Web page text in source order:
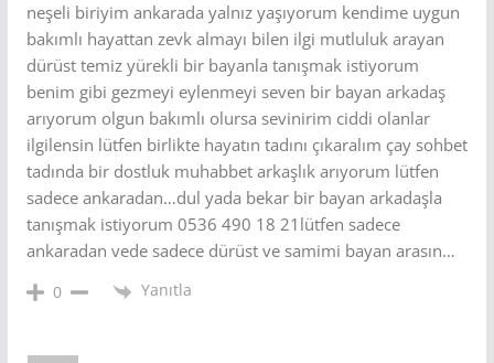
neşeli biriyim ankarada yalnız yaşıyorum kendime uygun
bakımlı hayattan zevk almayı bilen ilgi mutluluk arayan
dürüst temiz yürekli bir bayanla tanışmak istiyorum
benim gibi gezmeyi eylenmeyi seven bir bayan arkadaş
arıyorum olgun bakımlı olursa sevinirim ciddi olanlar
ilgilensin lütfen birlikte hayatın tadını çıkaralım çay sohbet
tadında bir dostluk muhabbet arkaşlık arıyorum lütfen
sadece ankaradan…dul yada bekar bir bayan arkadaşla
tanışmak istiyorum 0536 490 18 21lütfen sadece
ankaradan vede sadece dürüst ve samimi bayan arasın…
0 Yanıtla